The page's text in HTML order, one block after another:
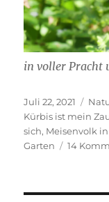
in voller Pracht
Veröffentlicht
am
Juli 22, 2021
Kürbis ist mein
sich, Meisenvolk
Garten
14